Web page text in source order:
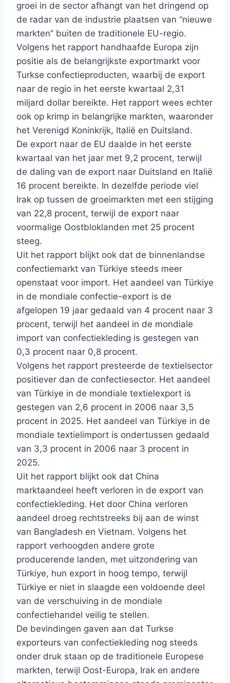
groei in de sector afhangt van het dringend op
de radar van de industrie plaatsen van “nieuwe
markten” buiten de traditionele EU-regio.
Volgens het rapport handhaafde Europa zijn
positie als de belangrijkste exportmarkt voor
Turkse confectieproducten, waarbij de export
naar de regio in het eerste kwartaal 2,31
miljard dollar bereikte. Het rapport wees echter
ook op krimp in belangrijke markten, waaronder
het Verenigd Koninkrijk, Italië en Duitsland.
De export naar de EU daalde in het eerste
kwartaal van het jaar met 9,2 procent, terwijl
de daling van de export naar Duitsland en Italië
16 procent bereikte. In dezelfde periode viel
Irak op tussen de groeimarkten met een stijging
van 22,8 procent, terwijl de export naar
voormalige Oostbloklanden met 25 procent
steeg.
Uit het rapport blijkt ook dat de binnenlandse
confectiemarkt van Türkiye steeds meer
openstaat voor import. Het aandeel van Türkiye
in de mondiale confectie-export is de
afgelopen 19 jaar gedaald van 4 procent naar 3
procent, terwijl het aandeel in de mondiale
import van confectiekleding is gestegen van
0,3 procent naar 0,8 procent.
Volgens het rapport presteerde de textielsector
positiever dan de confectiesector. Het aandeel
van Türkiye in de mondiale textielexport is
gestegen van 2,6 procent in 2006 naar 3,5
procent in 2025. Het aandeel van Türkiye in de
mondiale textielimport is ondertussen gedaald
van 3,3 procent in 2006 naar 3 procent in
2025.
Uit het rapport blijkt ook dat China
marktaandeel heeft verloren in de export van
confectiekleding. Het door China verloren
aandeel droeg rechtstreeks bij aan de winst
van Bangladesh en Vietnam. Volgens het
rapport verhoogden andere grote
producerende landen, met uitzondering van
Türkiye, hun export in hoog tempo, terwijl
Türkiye er niet in slaagde een voldoende deel
van de verschuiving in de mondiale
confectiehandel veilig te stellen.
De bevindingen gaven aan dat Turkse
exporteurs van confectiekleding nog steeds
onder druk staan ​​op de traditionele Europese
markten, terwijl Oost-Europa, Irak en andere